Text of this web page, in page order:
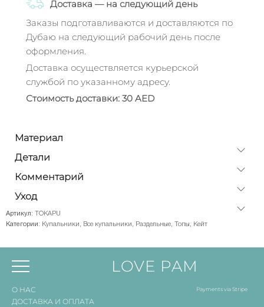
Доставка — на следующий день
Заказы подготавливаются и доставляются по
Дубаю на следующий рабочий день после
оформления.
Доставка осуществляется курьерской
службой по указанному адресу.
Стоимость доставки: 30 AED
Материал
Детали
Комментарий
Уход
Артикул:
TOKAPU
Категории: Купальники , Все купальники , Раздельные, Топы , Кейт
LOVE PAM
О НАС
ДОСТАВКА И ОПЛАТА
Payments via Stripe